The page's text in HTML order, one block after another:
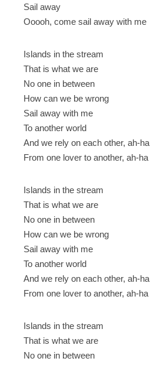
Sail away
Ooooh, come sail away with me
Islands in the stream
That is what we are
No one in between
How can we be wrong
Sail away with me
To another world
And we rely on each other, ah-ha
From one lover to another, ah-ha
Islands in the stream
That is what we are
No one in between
How can we be wrong
Sail away with me
To another world
And we rely on each other, ah-ha
From one lover to another, ah-ha
Islands in the stream
That is what we are
No one in between